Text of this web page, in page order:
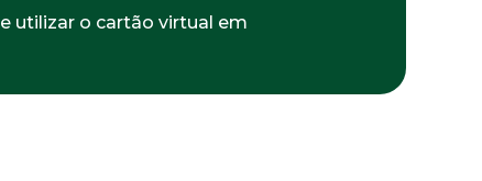
utilizar o cartão virtual em